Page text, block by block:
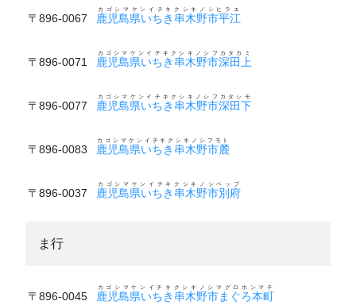
〒896-0067 鹿児島県いちき串木野市平江
カゴシマケンイチキクシキノシヒラエ
〒896-0071 鹿児島県いちき串木野市深田上
カゴシマケンイチキクシキノシフカタカミ
〒896-0077 鹿児島県いちき串木野市深田下
カゴシマケンイチキクシキノシフカタシモ
〒896-0083 鹿児島県いちき串木野市麓
カゴシマケンイチキクシキノシフモト
〒896-0037 鹿児島県いちき串木野市別府
カゴシマケンイチキクシキノシベップ
ま行
〒896-0045 鹿児島県いちき串木野市まぐろ本町
カゴシマケンイチキクシキノシマグロホンマチ